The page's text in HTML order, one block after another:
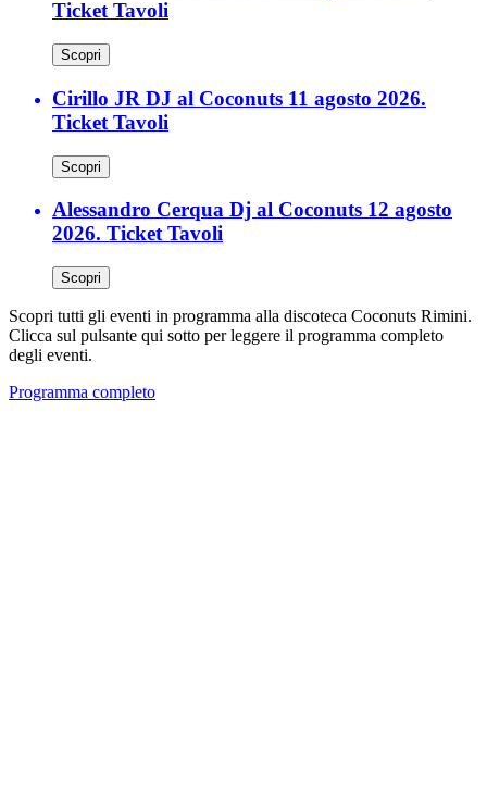
Ticket Tavoli
Scopri
Cirillo JR DJ al Coconuts 11 agosto 2026.
Ticket Tavoli
Scopri
Alessandro Cerqua Dj al Coconuts 12 agosto
2026. Ticket Tavoli
Scopri
Scopri tutti gli eventi in programma alla discoteca Coconuts Rimini.
Clicca sul pulsante qui sotto per leggere il programma completo
degli eventi.
Programma completo